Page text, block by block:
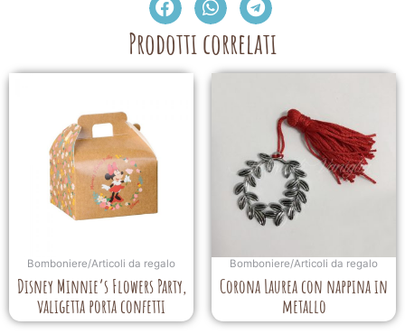
Prodotti correlati
Bomboniere/Articoli da regalo
Disney Minnie’s Flowers Party,
valigetta porta confetti
Bomboniere/Articoli da regalo
Corona Laurea con nappina in
metallo